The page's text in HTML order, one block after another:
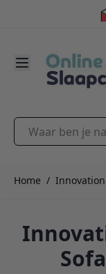
Waar ben je naar
Home /